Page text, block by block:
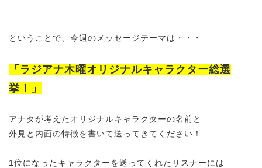
ということで、今週のメッセージテーマは・・・
「ラジアナ木曜オリジナルキャラクター総選
挙！」
アナタが考えたオリジナルキャラクターの名前と
外見と内面の特徴を書いて送ってきてください！
1位になったキャラクターを送ってくれたリスナーには